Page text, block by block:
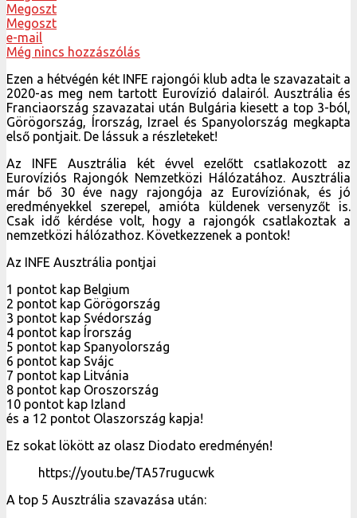
Megoszt
Megoszt
e-mail
Még nincs hozzászólás
Ezen a hétvégén két INFE rajongói klub adta le szavazatait a
2020-as meg nem tartott Eurovízió dalairól. Ausztrália és
Franciaország szavazatai után Bulgária kiesett a top 3-ból,
Görögország, Írország, Izrael és Spanyolország megkapta
első pontjait. De lássuk a részleteket!
Az INFE Ausztrália két évvel ezelőtt csatlakozott az
Eurovíziós Rajongók Nemzetközi Hálózatához. Ausztrália
már bő 30 éve nagy rajongója az Eurovíziónak, és jó
eredményekkel szerepel, amióta küldenek versenyzőt is.
Csak idő kérdése volt, hogy a rajongók csatlakoztak a
nemzetközi hálózathoz. Következzenek a pontok!
Az INFE Ausztrália pontjai
1 pontot kap Belgium
2 pontot kap Görögország
3 pontot kap Svédország
4 pontot kap Írország
5 pontot kap Spanyolország
6 pontot kap Svájc
7 pontot kap Litvánia
8 pontot kap Oroszország
10 pontot kap Izland
és a 12 pontot Olaszország kapja!
Ez sokat lökött az olasz Diodato eredményén!
https://youtu.be/TA57rugucwk
A top 5 Ausztrália szavazása után: